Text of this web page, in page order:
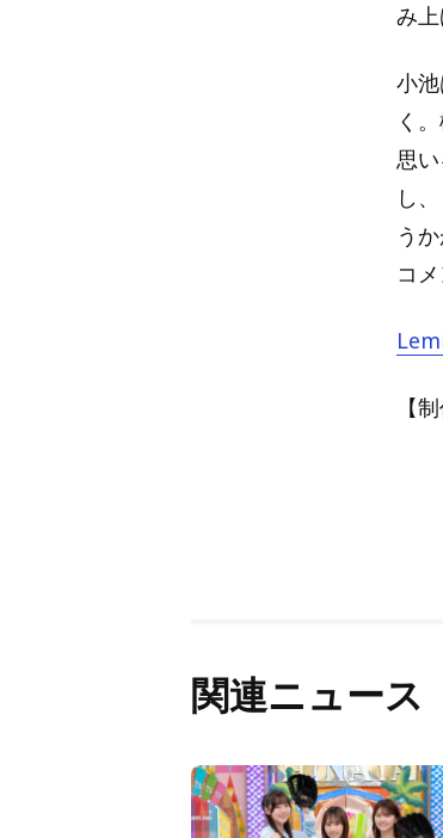
み
小
く
思
し
う
コメ
【
関連ニュース